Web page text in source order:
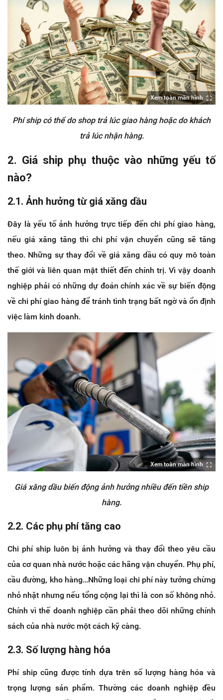
Xem toàn màn hình
Phí ship có thể do shop trả lúc giao hàng hoặc do khách
trả lúc nhận hàng.
2. Giá ship phụ thuộc vào những yếu tố
nào?
2.1. Ảnh hưởng từ giá xăng dầu
Đây là yếu tố ảnh hưởng trực tiếp đến chi phí giao hàng,
nếu giá xăng tăng thì chi phí vận chuyển cũng sẽ tăng
theo. Những sự thay đổi về giá xăng dầu có quy mô toàn
thế giới và liên quan mật thiết đến chính trị. Vì vậy doanh
nghiệp phải có những dự đoán chính xác về sự biến động
về chi phí giao hàng để tránh tình trạng bất ngờ và ổn định
việc làm kinh doanh.
Xem toàn màn hình
Giá xăng dầu biến động ảnh hưởng nhiều đến tiền ship
hàng.
2.2. Các phụ phí tăng cao
Chi phí ship luôn bị ảnh hưởng và thay đổi theo yêu cầu
của cơ quan nhà nước hoặc các hãng vận chuyển. Phụ phí,
cầu đường, kho hàng…Những loại chi phí này tưởng chừng
nhỏ nhặt nhưng nếu tổng cộng lại thì là con số không nhỏ.
Chính vì thế doanh nghiệp cần phải theo dõi những chính
sách của nhà nước một cách kỹ càng.
2.3. Số lượng hàng hóa
Phí ship cũng được tính dựa trên số lượng hàng hóa và
trọng lượng sản phẩm. Thường các doanh nghiệp đều